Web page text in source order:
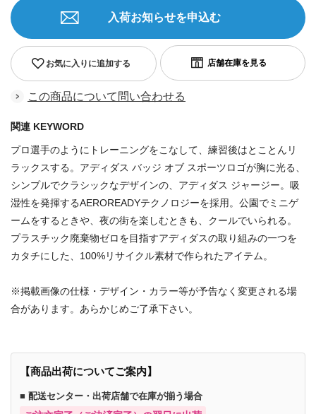
お気に入りに追加する
入荷お知らせを申込む
この商品について問い合わせる
関連 KEYWORD
プロ選手のようにトレーニングをこなして、練習後はとことんリ
ラックスする。アディダス バッジ オブ スポーツロゴが胸に光る、
シンプルでクラシックなデザインの、アディダス ジャージー。吸
湿性を発揮するAEROREADYテクノロジーを採用。公園でミニゲ
ームをするときや、夜の街を楽しむときも、クールでいられる。
プラスチック廃棄物ゼロを目指すアディダスの取り組みの一つを
カタチにした、100%リサイクル素材で作られたアイテム。
※掲載画像の仕様・デザイン・カラー等が予告なく変更される場
合があります。あらかじめご了承下さい。
【商品出荷についてご案内】
■ 配送センター・出荷店舗で在庫が揃う場合